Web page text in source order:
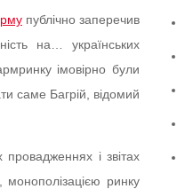
публічно заперечив
на… українських
імовірно були
саме Багрій, відомий
і звітах
ринку